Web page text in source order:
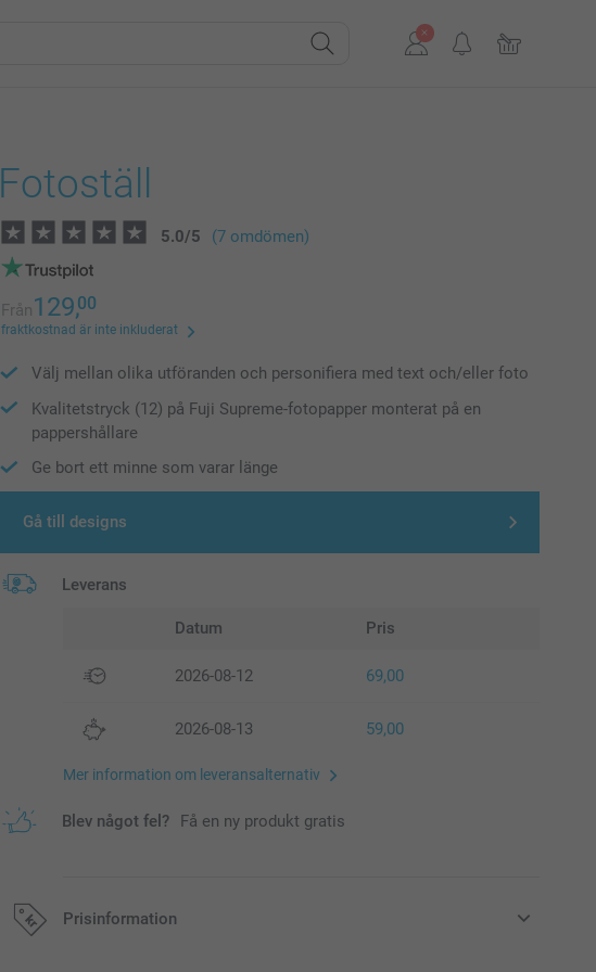
Fotoställ
5.0/5 (7 omdömen)
Från129,00
fraktkostnad är inte inkluderat
Välj mellan olika utföranden och personifiera med text och/eller foto
Kvalitetstryck (12) på Fuji Supreme-fotopapper monterat på en
pappershållare
Ge bort ett minne som varar länge
Gå till designs
Leverans
Datum Pris
2026-08-12 69,00
2026-08-13 59,00
Mer information om leveransalternativ
Blev något fel? Få en ny produkt gratis
Prisinformation